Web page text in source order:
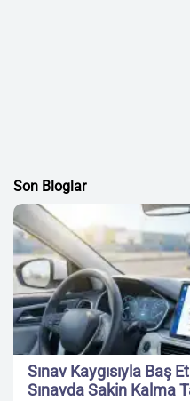
Son Bloglar
Sınav Kaygısıyla Baş
Sınavda Sakin Kalma